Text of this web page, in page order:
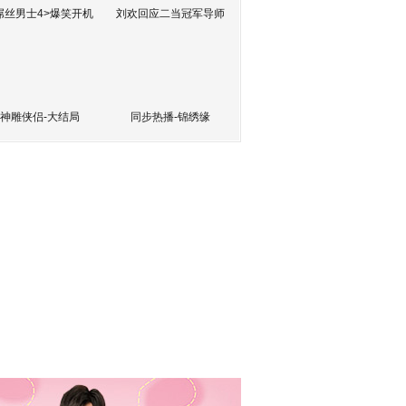
丝男士4>爆笑开机 刘欢回应二当冠军导师
神雕侠侣-大结局 同步热播-锦绣缘